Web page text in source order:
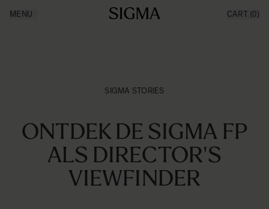
Producten
MENU CART (0)
SIGMA STORIES
ONTDEK DE SIGMA FP
ALS DIRECTOR'S
VIEWFINDER